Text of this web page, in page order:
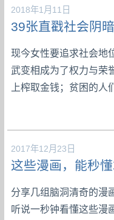
2018年1月11日
39张直戳社会阴
现今女性要追求社会地
武变相成为了权力与荣
上榨取金钱；贫困的
2017年12月23日
这些漫画，能秒
分享几组脑洞清奇的漫
听说一秒钟看懂这些漫